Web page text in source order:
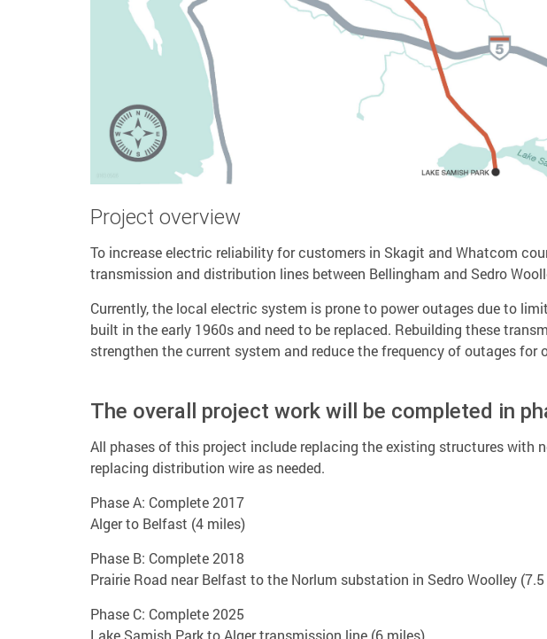
Project overview
To increase electric reliability for customers in Skagit and Whatcom
transmission and distribution lines between Bellingham and Sedro
Currently, the local electric system is prone to power outages due to
built in the early 1960s and need to be replaced. Rebuilding these
strengthen the current system and reduce the frequency of outages for
The overall project work will be completed in
All phases of this project include replacing the existing structures with
replacing distribution wire as needed.
Phase A: Complete 2017
Alger to Belfast (4 miles)
Phase B: Complete 2018
Prairie Road near Belfast to the Norlum substation in Sedro Woolley
Phase C: Complete 2025
Lake Samish Park to Alger transmission line (6 miles)